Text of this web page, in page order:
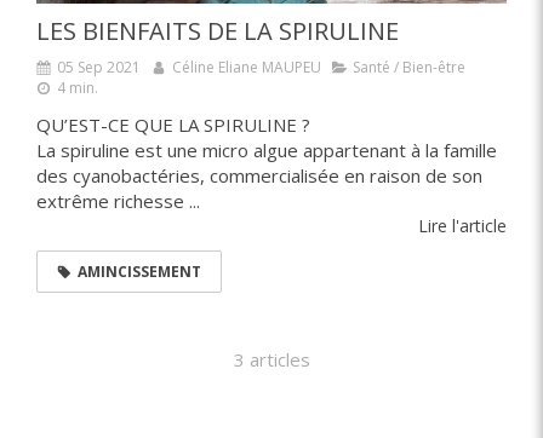
LES BIENFAITS DE LA SPIRULINE
05 Sep 2021 Céline Eliane MAUPEU
Santé / Bien-être
4 min.
QU’EST-CE QUE LA SPIRULINE ?
La spiruline est une micro algue appartenant à la famille
des cyanobactéries, commercialisée en raison de son
extrême richesse ...
Lire l'article
AMINCISSEMENT
3 articles